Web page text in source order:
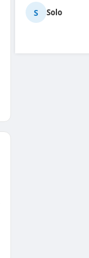
S Solo